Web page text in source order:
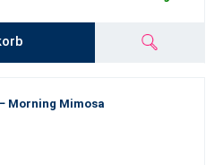
Morning Mimosa